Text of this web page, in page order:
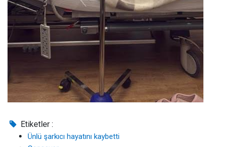
Etiketler :
Ünlü şarkıcı hayatını kaybetti